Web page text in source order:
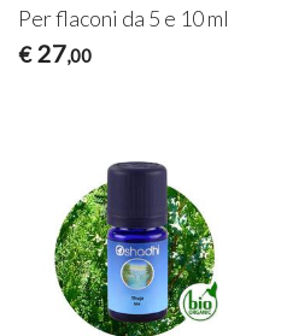
Per flaconi da 5 e 10 ml
€ 27,00